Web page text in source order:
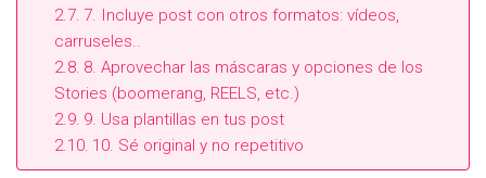
7. Incluye post con otros formatos: vídeos,
carruseles..
8. Aprovechar las máscaras y opciones de los
Stories (boomerang, REELS, etc.)
9. Usa plantillas en tus post
10. Sé original y no repetitivo